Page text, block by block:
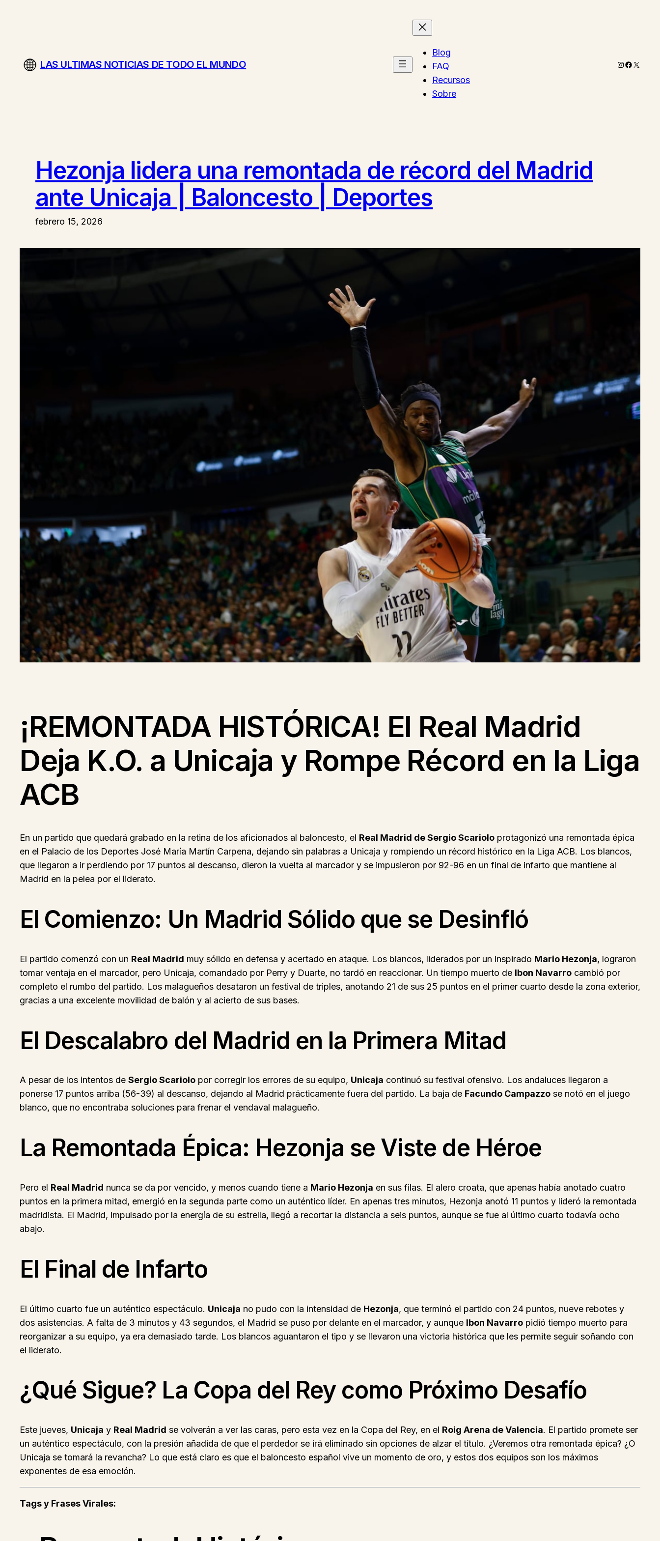
LAS ULTIMAS NOTICIAS DE TODO EL MUNDO
Blog
FAQ
Recursos
Sobre
Instagram
X
Hezonja lidera una remontada de récord del Madrid
ante Unicaja | Baloncesto | Deportes
febrero 15, 2026
¡REMONTADA HISTÓRICA! El Real Madrid
Deja K.O. a Unicaja y Rompe Récord en la Liga
ACB
En un partido que quedará grabado en la retina de los aficionados al baloncesto, el Real Madrid de Sergio Scariolo protagonizó una remontada épica
en el Palacio de los Deportes José María Martín Carpena, dejando sin palabras a Unicaja y rompiendo un récord histórico en la Liga ACB. Los blancos,
que llegaron a ir perdiendo por 17 puntos al descanso, dieron la vuelta al marcador y se impusieron por 92-96 en un final de infarto que mantiene al
Madrid en la pelea por el liderato.
El Comienzo: Un Madrid Sólido que se Desinfló
El partido comenzó con un Real Madrid muy sólido en defensa y acertado en ataque. Los blancos, liderados por un inspirado Mario Hezonja, lograron
tomar ventaja en el marcador, pero Unicaja, comandado por Perry y Duarte, no tardó en reaccionar. Un tiempo muerto de Ibon Navarro cambió por
completo el rumbo del partido. Los malagueños desataron un festival de triples, anotando 21 de sus 25 puntos en el primer cuarto desde la zona exterior,
gracias a una excelente movilidad de balón y al acierto de sus bases.
El Descalabro del Madrid en la Primera Mitad
A pesar de los intentos de Sergio Scariolo por corregir los errores de su equipo, Unicaja continuó su festival ofensivo. Los andaluces llegaron a
ponerse 17 puntos arriba (56-39) al descanso, dejando al Madrid prácticamente fuera del partido. La baja de Facundo Campazzo se notó en el juego
blanco, que no encontraba soluciones para frenar el vendaval malagueño.
La Remontada Épica: Hezonja se Viste de Héroe
Pero el Real Madrid nunca se da por vencido, y menos cuando tiene a Mario Hezonja en sus filas. El alero croata, que apenas había anotado cuatro
puntos en la primera mitad, emergió en la segunda parte como un auténtico líder. En apenas tres minutos, Hezonja anotó 11 puntos y lideró la remontada
madridista. El Madrid, impulsado por la energía de su estrella, llegó a recortar la distancia a seis puntos, aunque se fue al último cuarto todavía ocho
abajo.
El Final de Infarto
El último cuarto fue un auténtico espectáculo. Unicaja no pudo con la intensidad de Hezonja, que terminó el partido con 24 puntos, nueve rebotes y
dos asistencias. A falta de 3 minutos y 43 segundos, el Madrid se puso por delante en el marcador, y aunque Ibon Navarro pidió tiempo muerto para
reorganizar a su equipo, ya era demasiado tarde. Los blancos aguantaron el tipo y se llevaron una victoria histórica que les permite seguir soñando con
el liderato.
¿Qué Sigue? La Copa del Rey como Próximo Desafío
Este jueves, Unicaja y Real Madrid se volverán a ver las caras, pero esta vez en la Copa del Rey, en el Roig Arena de Valencia. El partido promete ser
un auténtico espectáculo, con la presión añadida de que el perdedor se irá eliminado sin opciones de alzar el título. ¿Veremos otra remontada épica? ¿O
Unicaja se tomará la revancha? Lo que está claro es que el baloncesto español vive un momento de oro, y estos dos equipos son los máximos
exponentes de esa emoción.
Tags y Frases Virales: